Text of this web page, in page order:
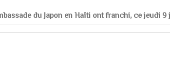
du Japon en Haïti ont franchi, ce jeudi